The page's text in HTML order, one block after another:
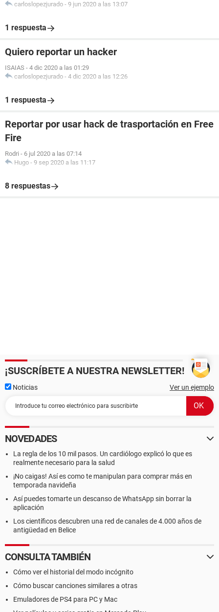
carloslopezjurado - 9 jun 2020 a las 13:07
1 respuesta
Quiero reportar un hacker
ISAIAS - 4 dic 2020 a las 01:29
carloslopezjurado - 4 dic 2020 a las 12:26
1 respuesta
Reportar por usar hack de trasportación en Free
Fire
Rodri - 6 jul 2020 a las 07:14
Hugo - 9 sep 2020 a las 11:17
8 respuestas
¡SUSCRÍBETE A NUESTRA NEWSLETTER!
Noticias Ver un ejemplo
NOVEDADES
La regla de los 10 mil pasos. Un cardiólogo explicó lo que es
realmente necesario para la salud
¡No caigas! Así es como te manipulan para comprar más en
temporada navideña
Así puedes tomarte un descanso de WhatsApp sin borrar la
aplicación
Los científicos descubren una red de canales de 4.000 años de
antigüedad en Belice
CONSULTA TAMBIÉN
Cómo ver el historial del modo incógnito
Cómo buscar canciones similares a otras
Emuladores de PS4 para PC y Mac